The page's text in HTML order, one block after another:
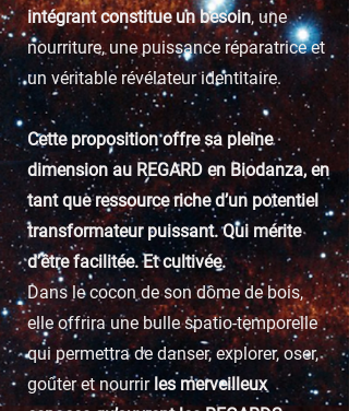
intégrant constitue un besoin, une
nourriture, une puissance réparatrice et
un véritable révélateur identitaire.
Cette proposition offre sa pleine
dimension au REGARD en Biodanza, en
tant que ressource riche d’un potentiel
transformateur puissant. Qui mérite
d’être facilitée. Et cultivée.
Dans le cocon de son dôme de bois,
elle offrira une bulle spatio-temporelle
qui permettra de danser, explorer, oser,
goûter et nourrir les merveilleux